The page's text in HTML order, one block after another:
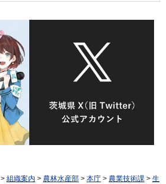
> 組織案内 > 農林水産部 > 本庁 > 農業技術課 > 生